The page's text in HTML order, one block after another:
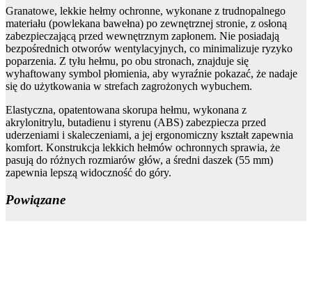
Granatowe, lekkie hełmy ochronne, wykonane z trudnopalnego
materiału (powlekana bawełna) po zewnętrznej stronie, z osłoną
zabezpieczającą przed wewnętrznym zapłonem. Nie posiadają
bezpośrednich otworów wentylacyjnych, co minimalizuje ryzyko
poparzenia. Z tyłu hełmu, po obu stronach, znajduje się
wyhaftowany symbol płomienia, aby wyraźnie pokazać, że nadaje
się do użytkowania w strefach zagrożonych wybuchem.
Elastyczna, opatentowana skorupa hełmu, wykonana z
akrylonitrylu, butadienu i styrenu (ABS) zabezpiecza przed
uderzeniami i skaleczeniami, a jej ergonomiczny kształt zapewnia
komfort. Konstrukcja lekkich hełmów ochronnych sprawia, że
pasują do różnych rozmiarów głów, a średni daszek (55 mm)
zapewnia lepszą widoczność do góry.
Powiązane